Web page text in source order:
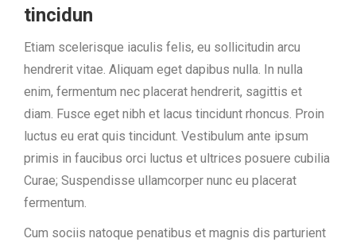
tincidun
Etiam scelerisque iaculis felis, eu sollicitudin arcu
hendrerit vitae. Aliquam eget dapibus nulla. In nulla
enim, fermentum nec placerat hendrerit, sagittis et
diam. Fusce eget nibh et lacus tincidunt rhoncus. Proin
luctus eu erat quis tincidunt. Vestibulum ante ipsum
primis in faucibus orci luctus et ultrices posuere cubilia
Curae; Suspendisse ullamcorper nunc eu placerat
fermentum.
Cum sociis natoque penatibus et magnis dis parturient